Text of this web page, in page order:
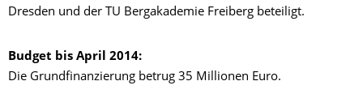
Dresden und der TU Bergakademie Freiberg beteiligt.
Budget bis April 2014:
Die Grundfinanzierung betrug 35 Millionen Euro.